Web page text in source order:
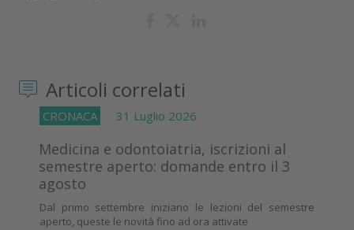
Articoli correlati
CRONACA 31 Luglio 2026
Medicina e odontoiatria, iscrizioni al
semestre aperto: domande entro il 3
agosto
Dal primo settembre iniziano le lezioni del semestre
aperto, queste le novità fino ad ora attivate